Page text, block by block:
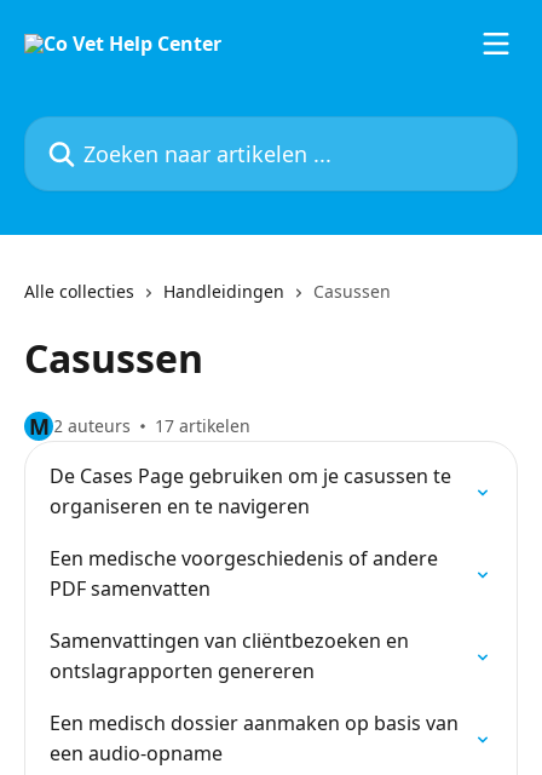
Zoeken naar artikelen ...
Alle collecties Handleidingen Casussen
Casussen
M 2 auteurs 17 artikelen
De Cases Page gebruiken om je casussen te
organiseren en te navigeren
Een medische voorgeschiedenis of andere
PDF samenvatten
Samenvattingen van cliëntbezoeken en
ontslagrapporten genereren
Een medisch dossier aanmaken op basis van
een audio-opname